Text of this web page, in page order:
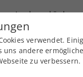
Landesverbände
Über
verwendet.
andere
zu verbessern.